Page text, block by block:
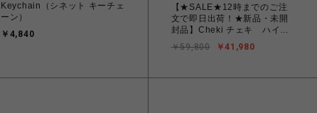
Keychain（シネット キーチェ
ーン）
￥4,840
【★SALE★12時までのご注
文で即日出荷！★新品・未開
封品】Cheki チェキ ハイブ
リッドインスタントカメラ
instax WIDE Evo（インスタ
￥41,980
￥59,800